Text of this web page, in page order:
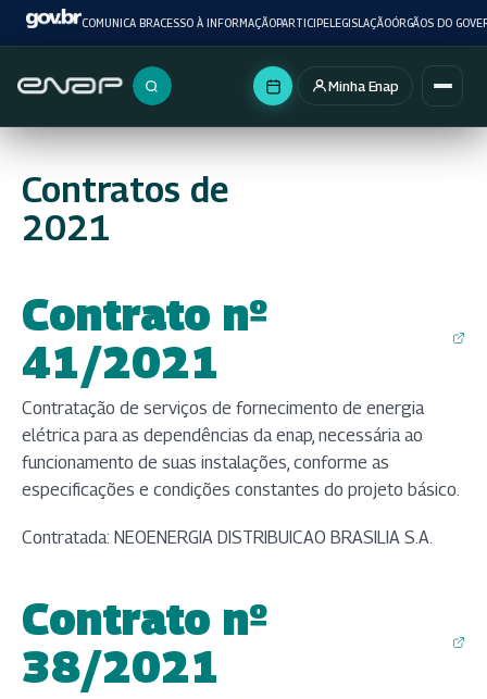
COMUNICA BRACESSO À INFORMAÇÃOPARTICIPELEGISLAÇÃOÓRGÃOS DO
Buscar no portal
Minha Enap
Contratos de
2021
Contrato nº
41/2021
(abre em nova aba)
Contratação de serviços de fornecimento de energia
elétrica para as dependências da enap, necessária ao
funcionamento de suas instalações, conforme as
especificações e condições constantes do projeto básico.
Contratada: NEOENERGIA DISTRIBUICAO BRASILIA S.A.
Contrato nº
38/2021
(abre em nova aba)